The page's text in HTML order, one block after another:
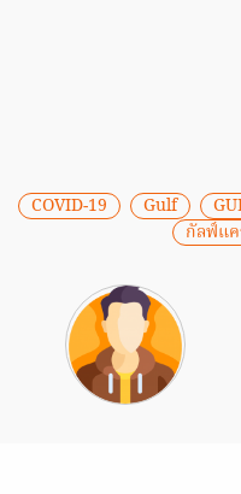
COVID-19 Gulf
กัลฟ์แ